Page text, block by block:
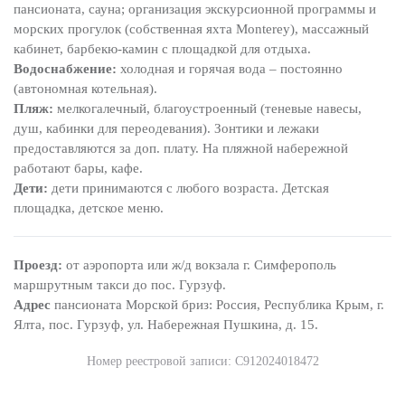
пансионата, сауна; организация экскурсионной программы и
морских прогулок (собственная яхта Monterey), массажный
кабинет, барбекю-камин с площадкой для отдыха.
Водоснабжение: холодная и горячая вода – постоянно
(автономная котельная).
Пляж: мелкогалечный, благоустроенный (теневые навесы,
душ, кабинки для переодевания). Зонтики и лежаки
предоставляются за доп. плату. На пляжной набережной
работают бары, кафе.
Дети: дети принимаются с любого возраста. Детская
площадка, детское меню.
Проезд: от аэропорта или ж/д вокзала г. Симферополь
маршрутным такси до пос. Гурзуф.
Адрес пансионата Морской бриз: Россия, Республика Крым, г.
Ялта, пос. Гурзуф, ул. Набережная Пушкина, д. 15.
Номер реестровой записи: С912024018472